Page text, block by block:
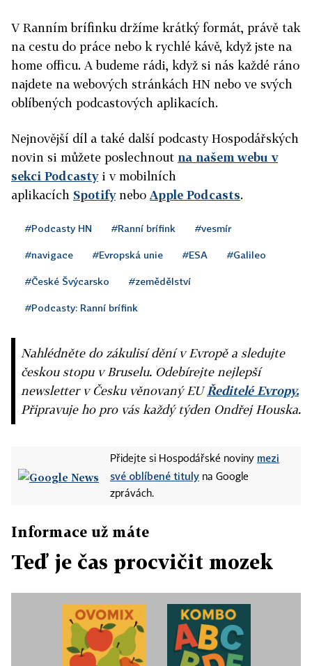
V Ranním brífinku držíme krátký formát, právě tak
na cestu do práce nebo k rychlé kávě, když jste na
home officu. A budeme rádi, když si nás každé ráno
najdete na webových stránkách HN nebo ve svých
oblíbených podcastových aplikacích.
Nejnovější díl a také další podcasty Hospodářských
novin si můžete poslechnout na našem webu v
sekci Podcastyi v mobilních
aplikacích Spotifynebo Apple Podcasts.
#Podcasty HN #Ranní brífink #vesmír
#navigace #Evropská unie #ESA #Galileo
#České Švýcarsko #zemědělství
#Podcasty: Ranní brífink
Nahlédněte do zákulisí dění v Evropě a sledujte
českou stopu v Bruselu. Odebírejte nejlepší
newsletter v Česku věnovaný EUŘeditelé Evropy.
Připravuje ho pro vás každý týden Ondřej Houska.
Přidejte si Hospodářské noviny mezi
své oblíbené tituly na Google
zprávách.
Informace už máte
Teď je čas procvičit mozek